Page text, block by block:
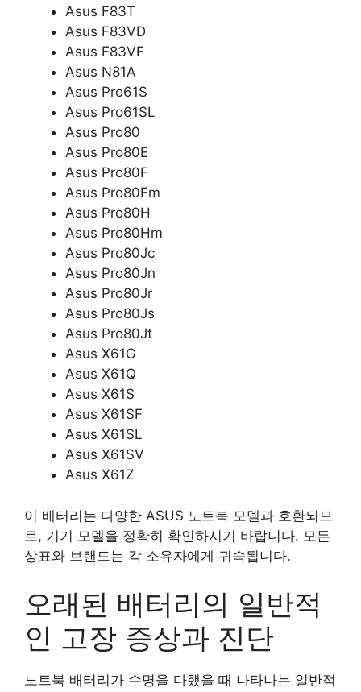
Asus F83T
Asus F83VD
Asus F83VF
Asus N81A
Asus Pro61S
Asus Pro61SL
Asus Pro80
Asus Pro80E
Asus Pro80F
Asus Pro80Fm
Asus Pro80H
Asus Pro80Hm
Asus Pro80Jc
Asus Pro80Jn
Asus Pro80Jr
Asus Pro80Js
Asus Pro80Jt
Asus X61G
Asus X61Q
Asus X61S
Asus X61SF
Asus X61SL
Asus X61SV
Asus X61Z
이 배터리는 다양한 ASUS 노트북 모델과 호환되므
로, 기기 모델을 정확히 확인하시기 바랍니다. 모든
상표와 브랜드는 각 소유자에게 귀속됩니다.
오래된 배터리의 일반적
인 고장 증상과 진단
노트북 배터리가 수명을 다했을 때 나타나는 일반적